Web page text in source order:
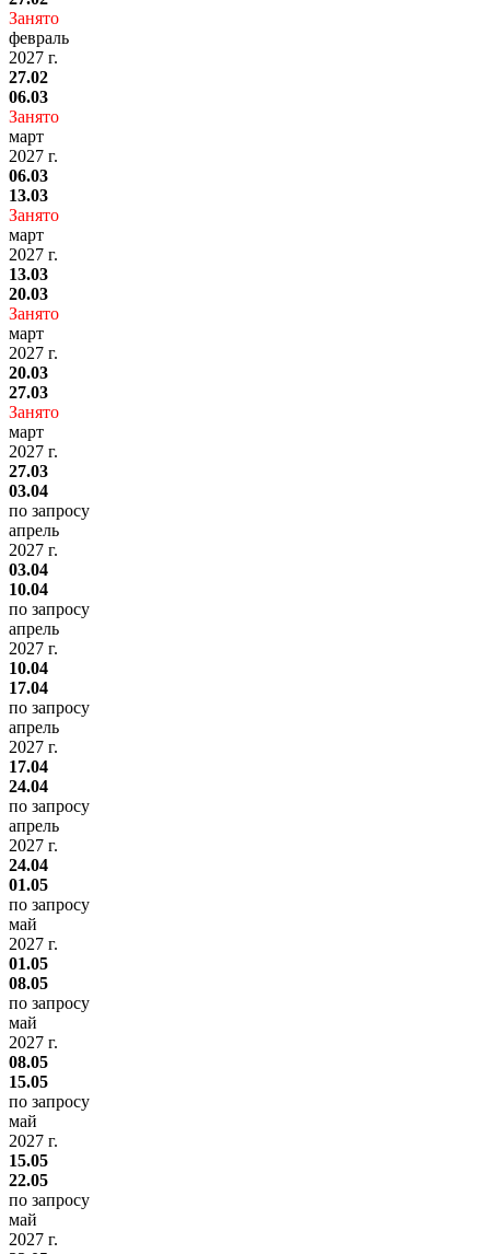
Занято
февраль
2027 г.
27.02
06.03
Занято
март
2027 г.
06.03
13.03
Занято
март
2027 г.
13.03
20.03
Занято
март
2027 г.
20.03
27.03
Занято
март
2027 г.
27.03
03.04
по запросу
апрель
2027 г.
03.04
10.04
по запросу
апрель
2027 г.
10.04
17.04
по запросу
апрель
2027 г.
17.04
24.04
по запросу
апрель
2027 г.
24.04
01.05
по запросу
май
2027 г.
01.05
08.05
по запросу
май
2027 г.
08.05
15.05
по запросу
май
2027 г.
15.05
22.05
по запросу
май
2027 г.